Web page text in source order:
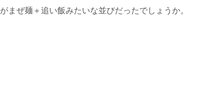
がまぜ麺＋追い飯みたいな並びだったでしょうか。